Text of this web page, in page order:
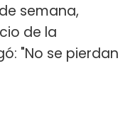
semana,
de la
"No se pierdan